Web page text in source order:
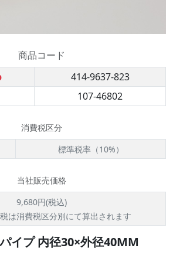
商品コード
414-9637-823
107-46802
消費税区分
標準税率（10%）
当社販売価格
9,680円(税込)
は消費税区分別にて算出されます
イプ 内径30×外径40MM